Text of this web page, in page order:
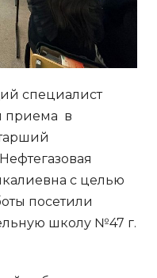
специалист
приема в
с целью
посетили
школу №47 г.